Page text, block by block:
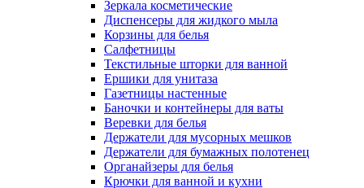
Зеркала косметические
Диспенсеры для жидкого мыла
Корзины для белья
Салфетницы
Текстильные шторки для ванной
Ершики для унитаза
Газетницы настенные
Баночки и контейнеры для ваты
Веревки для белья
Держатели для мусорных мешков
Держатели для бумажных полотенец
Органайзеры для белья
Крючки для ванной и кухни